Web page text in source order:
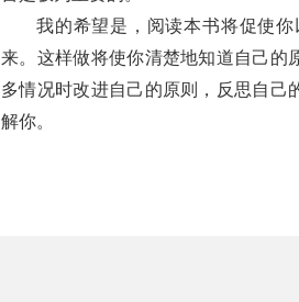
我的希望是，阅读本书将促使
来。这样做将使你清楚地知道自己的
多情况时改进自己的原则，反思自己
解你。